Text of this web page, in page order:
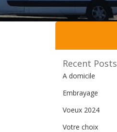
Rechercher
Recent Posts
A domicile
Embrayage
Voeux 2024
Votre choix